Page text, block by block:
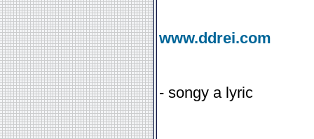
www.ddrei.com
- songy a lyric